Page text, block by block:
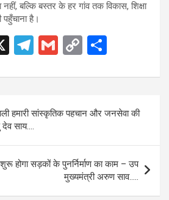
बल्कि बस्तर के हर गांव तक विकास, शिक्षा
है।
X
T
e
gr
a
m
G
ail
C
py
Li
n
k
ar
हमारी सांस्कृतिक पहचान और जनसेवा की
देव साय….
होगा सड़कों के पुनर्निर्माण का काम – उप
मुख्यमंत्री अरुण साव…..